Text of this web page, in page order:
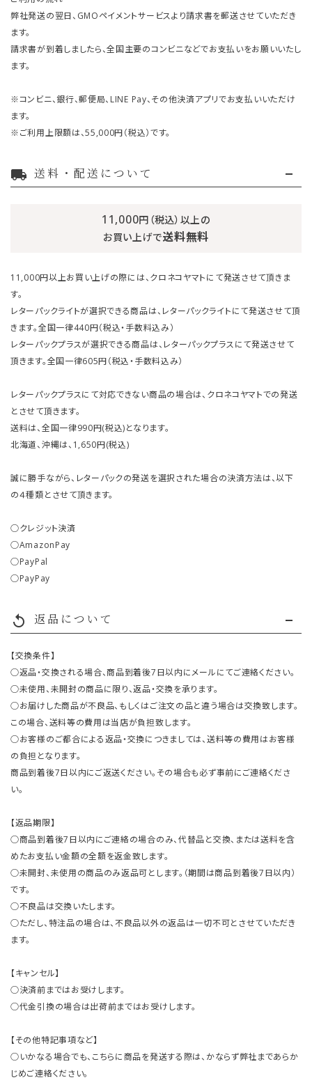
弊社発送の翌日、GMOペイメントサービスより請求書を郵送させていただき
ます。
請求書が到着しましたら、全国主要のコンビニなどでお支払いをお願いいたし
ます。
※コンビニ、銀行、郵便局、LINE Pay、その他決済アプリでお支払いいただけ
ます。
※ご利用上限額は、55,000円（税込）です。
local_shipping 送料・配送について
11,000円（税込）以上の
お買い上げで送料無料
11,000円以上お買い上げの際には、クロネコヤマトにて発送させて頂きま
す。
レターパックライトが選択できる商品は、レターパックライトにて発送させて頂
きます。全国一律440円（税込・手数料込み）
レターパックプラスが選択できる商品は、レターパックプラスにて発送させて
頂きます。全国一律605円（税込・手数料込み）
レターパックプラスにて対応できない商品の場合は、クロネコヤマトでの発送
とさせて頂きます。
送料は、全国一律990円(税込)となります。
北海道、沖縄は、1,650円(税込)
誠に勝手ながら、レターパックの発送を選択された場合の決済方法は、以下
の４種類とさせて頂きます。
○クレジット決済
○AmazonPay
○PayPal
○PayPay
replay 返品について
【交換条件】
○返品・交換される場合、商品到着後7日以内にメールにてご連絡ください。
○未使用、未開封の商品に限り、返品・交換を承ります。
○お届けした商品が不良品、もしくはご注文の品と違う場合は交換致します。
この場合、送料等の費用は当店が負担致します。
○お客様のご都合による返品・交換につきましては、送料等の費用はお客様
の負担となります。
商品到着後7日以内にご返送ください。その場合も必ず事前にご連絡くださ
い。
【返品期限】
○商品到着後7日以内にご連絡の場合のみ、代替品と交換、または送料を含
めたお支払い金額の全額を返金致します。
○未開封、未使用の商品のみ返品可とします。（期間は商品到着後7日以内）
です。
○不良品は交換いたします。
○ただし、特注品の場合は、不良品以外の返品は一切不可とさせていただき
ます。
【キャンセル】
○決済前まではお受けします。
○代金引換の場合は出荷前まではお受けします。
【その他特記事項など】
○いかなる場合でも、こちらに商品を発送する際は、かならず弊社まであらか
じめご連絡ください。